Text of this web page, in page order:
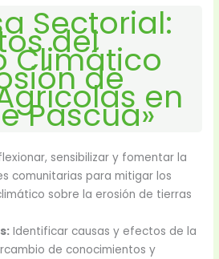
Sectorial:
del
Climático
de en
Pascua»
sensibilizar y fomentar la
comunitarias para mitigar los
sobre la erosión de tierras
Identificar causas y efectos de la
de conocimientos y